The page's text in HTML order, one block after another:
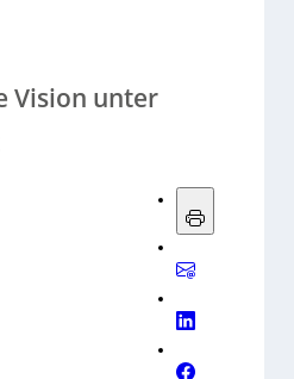
Vision unter